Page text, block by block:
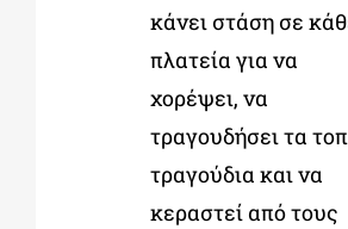
κάνει στάση σε
πλατεία για να
χορέψει, να
τραγουδήσει τα
τραγούδια και να
κεραστεί από τους